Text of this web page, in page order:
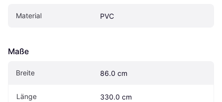
Material PVC
Maße
Breite 86.0 cm
Länge 330.0 cm